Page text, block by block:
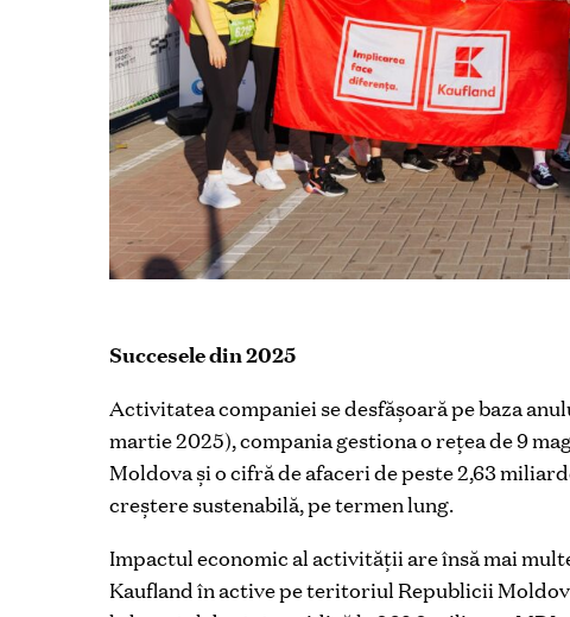
Succesele din 2025
Activitatea companiei se desfășoară pe baza
martie 2025), compania gestiona o rețea de 9
Moldova și o cifră de afaceri de peste 2,63
creștere sustenabilă, pe termen lung.
Impactul economic al activității are însă mai
Kaufland în active pe teritoriul Republicii